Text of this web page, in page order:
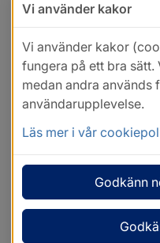
Vi använder kakor
Vi använder kakor
fungera på ett bra
medan andra
användarupplevelse.
Läs mer i vår
Godkänn